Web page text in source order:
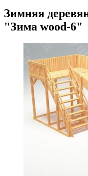
Зимняя
"Зима wood-6"